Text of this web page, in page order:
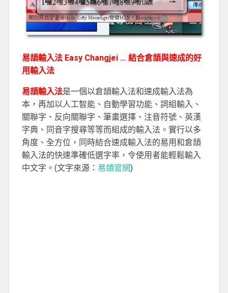
易頡輸入法 Easy Changjei … 結合倉頡與速成的好
用輸入法
易頡輸入法是一個以倉頡輸入法和速成輸入法為
本，再加以人工智能、自動學習功能、詞組輸入、
關聯字、反向關聯字、筆畫選擇、注音符號、英漢
字典、同音字搜尋等等而組成的輸入法。實行以多
角度、全方位，同時結合速成輸入法的易用和倉頡
輸入法的快速準確低選字率，令使用者能輕鬆輸入
中文字。(文字來源： 易頡官網)